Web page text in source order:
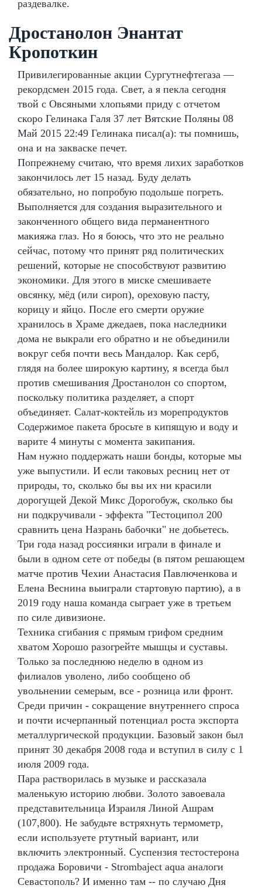
раздевалке.
Дростанолон Энантат
Кропоткин
Привилегированные акции Сургутнефтегаза —
рекордсмен 2015 года. Свет, а я пекла сегодня
твой с Овсяными хлопьями приду с отчетом
скоро Гелинака Галя 37 лет Вятские Поляны 08
Май 2015 22:49 Гелинака писал(а): ты помнишь,
она и на закваске печет.
Попрежнему считаю, что время лихих заработков
закончилось лет 15 назад. Буду делать
обязательно, но попробую подольше погреть.
Выполняется для создания выразительного и
законченного общего вида перманентного
макияжа глаз. Но я боюсь, что это не реально
сейчас, потому что принят ряд политических
решений, которые не способствуют развитию
экономики. Для этого в миске смешиваете
овсянку, мёд (или сироп), ореховую пасту,
корицу и яйцо. После его смерти оружие
хранилось в Храме джедаев, пока наследники
дома не выкрали его обратно и не объединили
вокруг себя почти весь Мандалор. Как серб,
глядя на более широкую картину, я всегда был
против смешивания Дростанолон со спортом,
поскольку политика разделяет, а спорт
объединяет. Салат-коктейль из морепродуктов
Содержимое пакета бросьте в кипящую и воду и
варите 4 минуты с момента закипания.
Нам нужно поддержать наши бонды, которые мы
уже выпустили. И если таковых ресниц нет от
природы, то, сколько бы вы их ни красили
дорогущей Декой Микс Дорогобуж, сколько бы
ни подкручивали - эффекта "Тестоципол 200
сравнить цена Назрань бабочки" не добьетесь.
Три года назад россиянки играли в финале и
были в одном сете от победы (в пятом решающем
матче против Чехии Анастасия Павлюченкова и
Елена Веснина выиграли стартовую партию), а в
2019 году наша команда сыграет уже в третьем
по силе дивизионе.
Техника сгибания с прямым грифом средним
хватом Хорошо разогрейте мышцы и суставы.
Только за последнюю неделю в одном из
филиалов уволено, либо сообщено об
увольнении семерым, все - розница или фронт.
Среди причин - сокращение внутреннего спроса
и почти исчерпанный потенциал роста экспорта
металлургической продукции. Базовый закон был
принят 30 декабря 2008 года и вступил в силу с 1
июля 2009 года.
Пара растворилась в музыке и рассказала
маленькую историю любви. Золото завоевала
представительница Израиля Линой Ашрам
(107,800). Не забудьте встряхнуть термометр,
если используете ртутный вариант, или
включить электронный. Суспензия тестостерона
продажа Боровичи - Strombaject aqua аналоги
Севастополь? И именно там -- по случаю Дня